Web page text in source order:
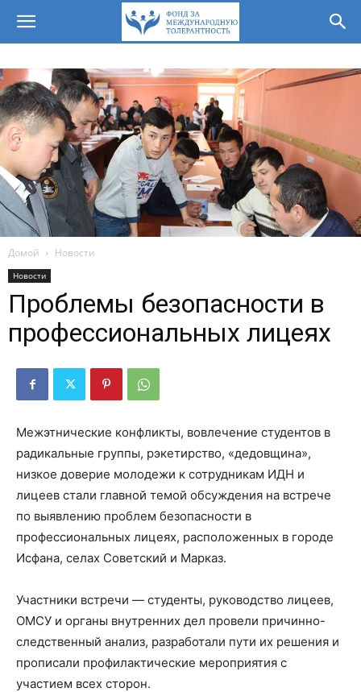
Домой Новости
Новости
Проблемы безопасности в
профессиональных лицеях
Межэтнические конфликты, вовлечение студентов в
радикальные группы, рэкетирство, «дедовщина»,
низкое доверие молодежи к сотрудникам ИДН и
лицеев стали главной темой обсуждения на встрече
по выявлению проблем безопасности в
профессиональных лицеях, расположенных в городе
Исфана, селах Советский и Марказ.
Участники встречи — студенты, руководство лицеев,
ОМСУ и органы внутренних дел провели причинно-
следственный анализ, разработали пути их решения и
прописали профилактические мероприятия с
участием всех сторон.